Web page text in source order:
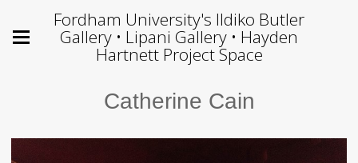
Fordham University's Ildiko Butler
Gallery • Lipani Gallery • Hayden
Hartnett Project Space
Catherine Cain